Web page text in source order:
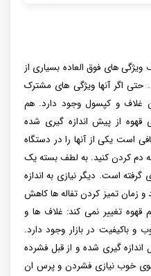
های فوق العاده بسیاری از
حتی اگر آنها ویژگی های مشترک
غلاف و کپسول وجود دارد. هم
از پیش اندازه گیری شده
است یکی از آنها را در دستگاه
دم کردن کنید. به لطف بسته یک
است. دیگر نیازی به اندازه
و زمان تمیز کردن تفاله ها کاهش
تغییر نمی ‌کند: غلاف‌ ها و
باکیفیت در بازار وجود دارد.
اندازه گیری شده و از قبل فشرده
خوب نیازی فشردن و پرس ان